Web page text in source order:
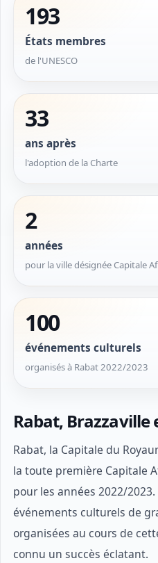
193
États membres
de l'UNESCO
33
ans après
l'adoption de la Charte
2
années
pour la ville désignée Capitale
100
événements culturels
organisés à Rabat 2022/2023
Rabat, Brazzaville
Rabat, la Capitale du
la toute première Capitale
pour les années 2022/2023.
événements culturels de
organisées au cours de
connu un succès éclatant.